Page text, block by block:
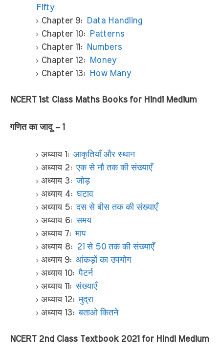
Fifty
Chapter 9:
Data Handling
Chapter 10:
Patterns
Chapter 11:
Numbers
Chapter 12:
Money
Chapter 13:
How Many
NCERT 1st Class Maths Books for Hindi Medium
गणित का जादू – 1
अध्याय 1: आकृतियाँ और स्थान
अध्याय 2:एक से नौ तक की संख्याएँ
अध्याय 3:जोड़
अध्याय 4:घटाव
अध्याय 5:दस से बीस तक की संख्याएँ
अध्याय 6:समय
अध्याय 7:माप
अध्याय 8:
21 से 50 तक की संख्याएँ
अध्याय 9: आंकड़ों का उपयोग
अध्याय 10:पैटर्न
अध्याय 11:संख्याएँ
अध्याय 12:मुद्रा
अध्याय 13:बताओ कितने
NCERT 2nd Class Textbook 2021 for Hindi Medium